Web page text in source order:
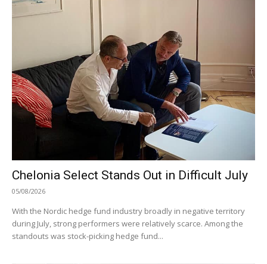
Chelonia Select Stands Out in Difficult July
05/08/2026
With the Nordic hedge fund industry broadly in negative territory
during July, strong performers were relatively scarce. Among the
standouts was stock-picking hedge fund...